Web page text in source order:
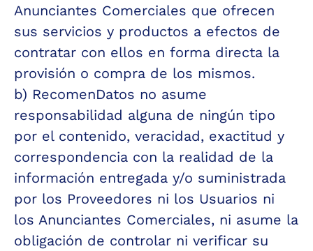
Anunciantes Comerciales que ofrecen
sus servicios y productos a efectos de
contratar con ellos en forma directa la
provisión o compra de los mismos.
b) RecomenDatos no asume
responsabilidad alguna de ningún tipo
por el contenido, veracidad, exactitud y
correspondencia con la realidad de la
información entregada y/o suministrada
por los Proveedores ni los Usuarios ni
los Anunciantes Comerciales, ni asume la
obligación de controlar ni verificar su